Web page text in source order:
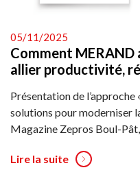
05/11/2025
Comment MERAND
allier productivité,
Présentation de
solutions pour moderniser
Magazine Zepros Boul-
Lire la suite